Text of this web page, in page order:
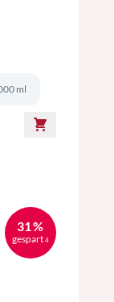
zzgl. Versand
Versand
ml
31 %
gespart 4